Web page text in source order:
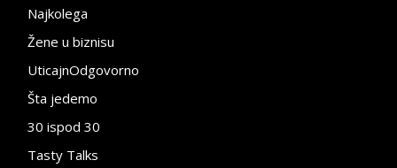
Najkolega
Žene u biznisu
UticajnOdgovorno
Šta jedemo
30 ispod 30
Tasty Talks